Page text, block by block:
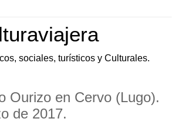
sociales, turísticos y Culturales.
Ourizo en Cervo (Lugo).
de 2017.